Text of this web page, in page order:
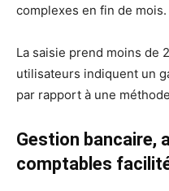
complexes en fin de mois.
La saisie prend moins de
utilisateurs indiquent un
par rapport à une
Gestion bancaire,
comptables